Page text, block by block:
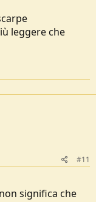
leggere che
#11
significa che